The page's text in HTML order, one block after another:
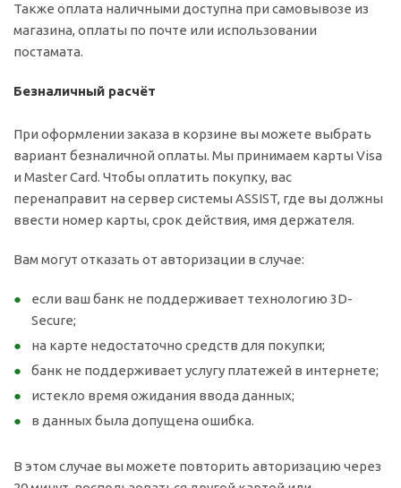
Также оплата наличными доступна при самовывозе из
магазина, оплаты по почте или использовании
постамата.
Безналичный расчёт
При оформлении заказа в корзине вы можете выбрать
вариант безналичной оплаты. Мы принимаем карты Visa
и Master Card. Чтобы оплатить покупку, вас
перенаправит на сервер системы ASSIST, где вы должны
ввести номер карты, срок действия, имя держателя.
Вам могут отказать от авторизации в случае:
если ваш банк не поддерживает технологию 3D-
Secure;
на карте недостаточно средств для покупки;
банк не поддерживает услугу платежей в интернете;
истекло время ожидания ввода данных;
в данных была допущена ошибка.
В этом случае вы можете повторить авторизацию через